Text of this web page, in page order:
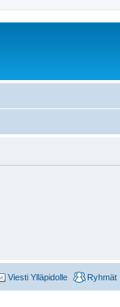
Ryhmät
Viesti Ylläpidolle